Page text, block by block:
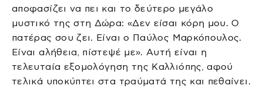
αποφασίζει να πει και το δεύτερο μεγάλο
μυστικό της στη Δώρα: «Δεν είσαι κόρη μου. Ο
πατέρας σου ζει. Είναι ο Παύλος Μαρκόπουλος.
Είναι αλήθεια, πίστεψέ με». Αυτή είναι η
τελευταία εξομολόγηση της Καλλιόπης, αφού
τελικά υποκύπτει στα τραύματά της και πεθαίνει.